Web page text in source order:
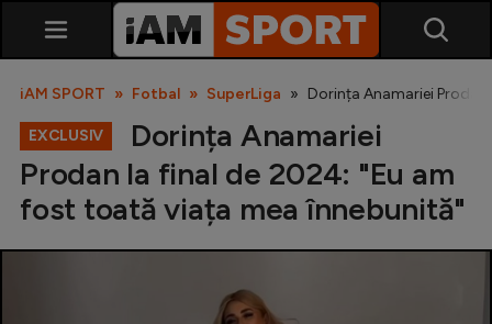
iAM SPORT Fotbal SuperLiga Dorința Anamariei
EXCLUSIV
Dorința Anamariei
Prodan la final de 2024: "Eu am
fost toată viața mea înnebunită"